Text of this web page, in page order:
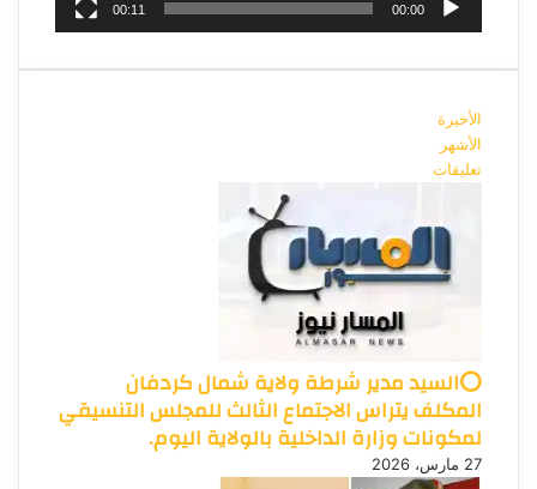
00:00
00:11
الأخيرة
الأشهر
تعليقات
⭕السيد مدير شرطة ولاية شمال كردفان
المكلف يتراس الاجتماع الثالث للمجلس التنسيقي
لمكونات وزارة الداخلية بالولاية اليوم.
27 مارس، 2026